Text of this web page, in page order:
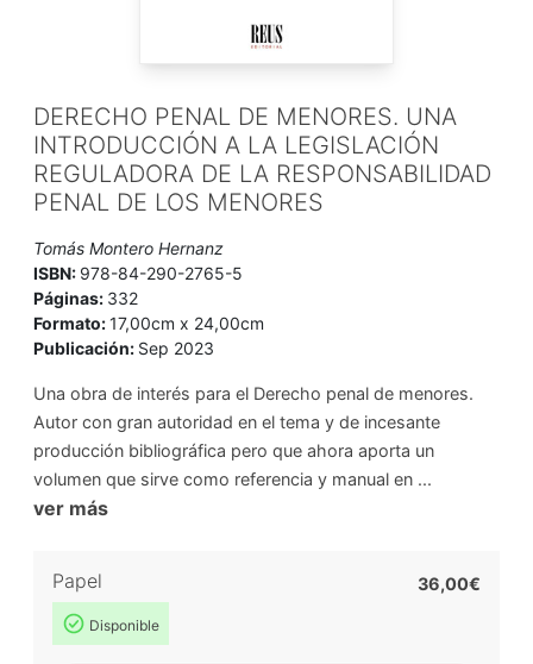
DERECHO PENAL DE MENORES. UNA
INTRODUCCIÓN A LA LEGISLACIÓN
REGULADORA DE LA RESPONSABILIDAD
PENAL DE LOS MENORES
Tomás Montero Hernanz
ISBN: 978-84-290-2765-5
Páginas: 332
Formato:17,00cm x 24,00cm
Publicación: Sep 2023
Una obra de interés para el Derecho penal de menores.
Autor con gran autoridad en el tema y de incesante
producción bibliográfica pero que ahora aporta un
volumen que sirve como referencia y manual en ...
ver más
Papel
Disponible
36,00€